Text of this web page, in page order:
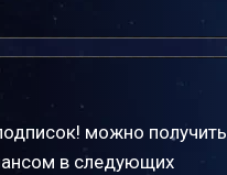
можно получить
в следующих